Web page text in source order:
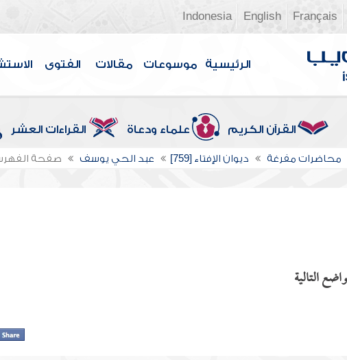
Français
English
Indonesia
الرئيسية موسوعات مقالات الفتوى
القرآن الكريم علماء ودعاة القراءات العشر
محاضرات مفرغة ديوان الإفتاء [759] عبد الحي يوسف صفحة
التالية